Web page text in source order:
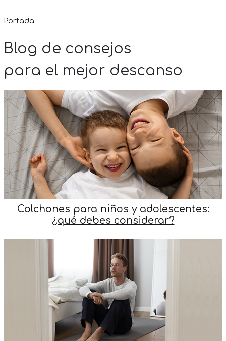
Portada
Blog de consejos
para el mejor descanso
Colchones para niños y adolescentes:
¿qué debes considerar?